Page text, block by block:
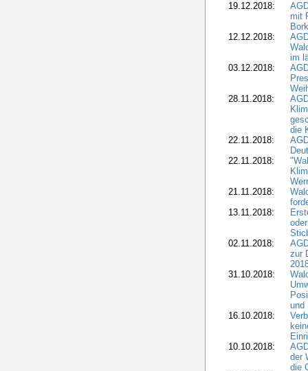
19.12.2018:
mit
12.12.2018:
im
03.12.2018:
28.11.2018:
die
22.11.2018:
22.11.2018:
21.11.2018:
13.11.2018:
02.11.2018:
zur
31.10.2018:
und
16.10.2018:
10.10.2018:
der
die